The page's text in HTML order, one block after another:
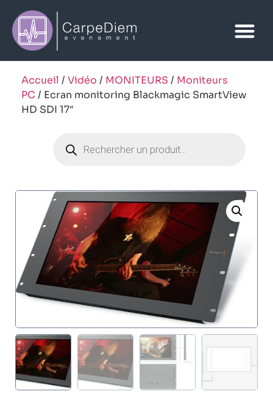
Accueil / Vidéo / MONITEURS / Moniteurs
PC / Ecran monitoring Blackmagic SmartView
HD SDI 17″